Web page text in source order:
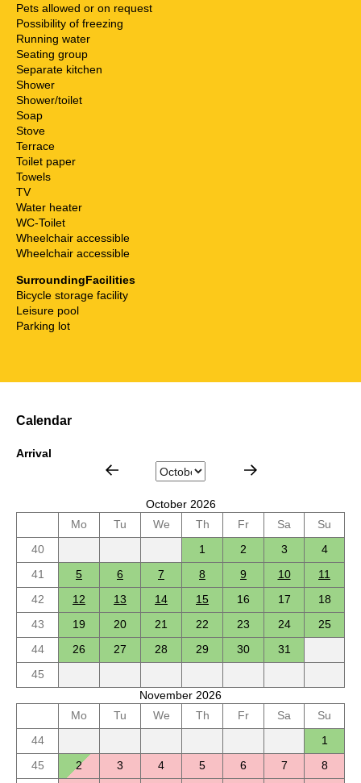
Pets allowed or on request
Possibility of freezing
Running water
Seating group
Separate kitchen
Shower
Shower/toilet
Soap
Stove
Terrace
Toilet paper
Towels
TV
Water heater
WC-Toilet
Wheelchair accessible
Wheelchair accessible
SurroundingFacilities
Bicycle storage facility
Leisure pool
Parking lot
Calendar
Arrival
October 2026
Mo
Tu We Th Fr Sa
Su
40
1 2 3
4
41
5 6 7 8 9 10
11
42
12 13 14 15 16 17
18
43
19 20 21 22 23 24
25
44
26 27 28 29 30
31
45
November 2026
Mo
Tu We Th Fr Sa
Su
44
1
45
2 3 4 5 6 7
8